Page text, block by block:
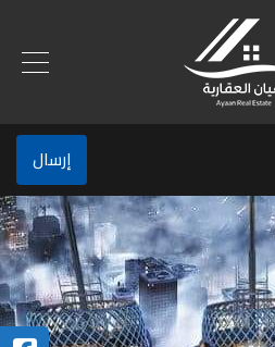
إرسال